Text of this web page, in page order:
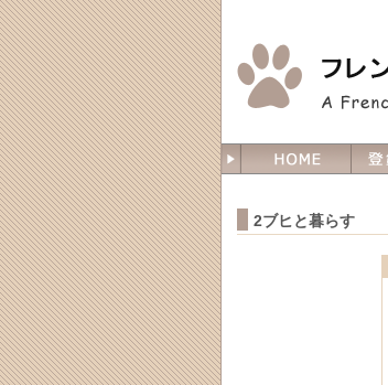
2ブヒと暮らす